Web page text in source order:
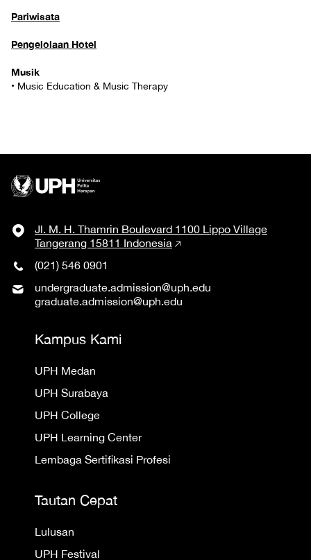
Pariwisata
Pengelolaan Hotel
Musik
• Music Education & Music Therapy
Jl. M. H. Thamrin Boulevard 1100 Lippo Village
Tangerang 15811 Indonesia
(021) 546 0901
undergraduate.admission@uph.edu
graduate.admission@uph.edu
Kampus Kami
UPH Medan
UPH Surabaya
UPH College
UPH Learning Center
Lembaga Sertifikasi Profesi
Tautan Cepat
Lulusan
UPH Festival